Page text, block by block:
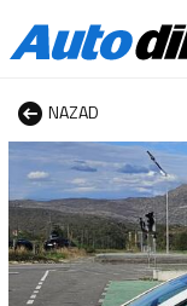
NAZAD